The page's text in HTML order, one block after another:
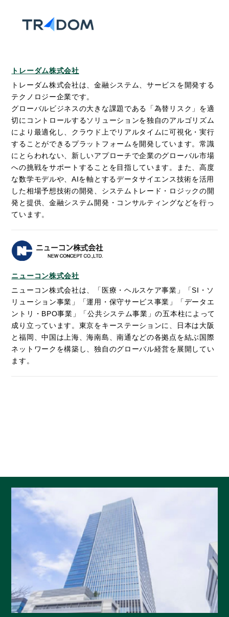
トレーダム株式会社
トレーダム株式会社は、金融システム、サービスを開発する
テクノロジー企業です。
グローバルビジネスの大きな課題である「為替リスク」を適
切にコントロールするソリューションを独自のアルゴリズム
により最適化し、クラウド上でリアルタイムに可視化・実行
することができるプラットフォームを開発しています。常識
にとらわれない、新しいアプローチで企業のグローバル市場
への挑戦をサポートすることを目指しています。また、高度
な数学モデルや、AIを軸とするデータサイエンス技術を活用
した相場予想技術の開発、システムトレード・ロジックの開
発と提供、金融システム開発・コンサルティングなどを行っ
ています。
ニューコン株式会社
ニューコン株式会社は、「医療・ヘルスケア事業」「SI・ソ
リューション事業」「運用・保守サービス事業」「データエ
ントリ・BPO事業」「公共システム事業」の五本柱によって
成り立っています。東京をキーステーションに、日本は大阪
と福岡、中国は上海、海南島、南通などの各拠点を結ぶ国際
ネットワークを構築し、独自のグローバル経営を展開してい
ます。